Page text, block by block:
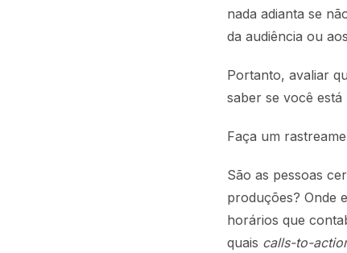
nada adianta se
da audiência ou
Portanto, avaliar
saber se você
Faça um
São as pessoas
produções? Onde
horários que
quais calls-to-